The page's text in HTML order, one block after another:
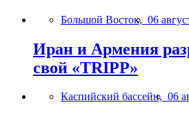
Большой Восток, 06
Иран и Армения
свой «TRIPP»
Каспийский бассейн, 06